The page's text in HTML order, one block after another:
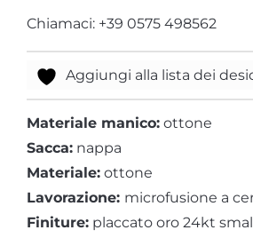
Chiamaci: +39 0575 498562
Aggiungi alla lista dei
Materiale manico: ottone
Sacca: nappa
Materiale: ottone
Lavorazione: microfusione a
Finiture: placcato oro 24kt